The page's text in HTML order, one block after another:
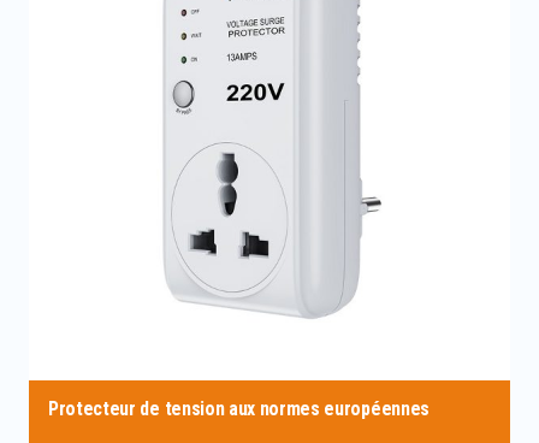
Protecteur de tension aux normes européennes